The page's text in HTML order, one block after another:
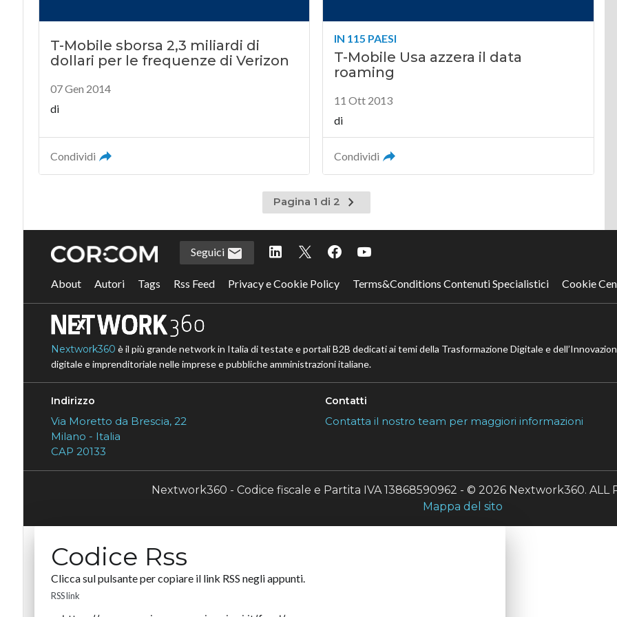
T-Mobile sborsa 2,3 miliardi di
dollari per le frequenze di Verizon
07 Gen 2014
di
Condividi
IN 115 PAESI
T-Mobile Usa azzera il data
roaming
11 Ott 2013
di
Condividi
Pagina 1 di 2
Pagina
successiva
Seguici
About Autori Tags Rss Feed Privacy e Cookie Policy Terms&Conditions Contenuti Specialistici Cookie
Nextwork360 è il più grande network in Italia di testate e portali B2B dedicati ai temi della Trasformazione Digitale e
digitale e imprenditoriale nelle imprese e pubbliche amministrazioni italiane.
Indirizzo
Via Moretto da Brescia, 22
Milano - Italia
CAP 20133
Contatti
Contatta il nostro team per maggiori informazioni
Nextwork360 - Codice fiscale e Partita IVA 13868590962 - © 2026 Nextwork360. ALL
Mappa del sito
Codice Rss
Clicca sul pulsante per copiare il link RSS negli appunti.
RSS link